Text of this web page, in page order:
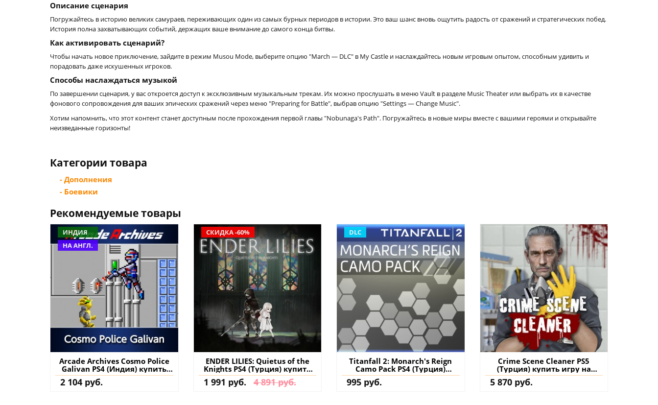
Описание сценария
Погружайтесь в историю великих самураев, переживающих один из самых бурных периодов в истории. Это ваш шанс вновь ощутить радость от сражений и стратегических побед.
История полна захватывающих событий, держащих ваше внимание до самого конца битвы.
Как активировать сценарий?
Чтобы начать новое приключение, зайдите в режим Musou Mode, выберите опцию "March — DLC" в My Castle и наслаждайтесь новым игровым опытом, способным удивить и
порадовать даже искушенных игроков.
Способы наслаждаться музыкой
По завершении сценария, у вас откроется доступ к эксклюзивным музыкальным трекам. Их можно прослушать в меню Vault в разделе Music Theater или выбрать их в качестве
фонового сопровождения для ваших эпических сражений через меню "Preparing for Battle", выбрав опцию "Settings — Change Music".
Хотим напомнить, что этот контент станет доступным после прохождения первой главы "Nobunaga's Path". Погружайтесь в новые миры вместе с вашими героями и открывайте
неизведанные горизонты!
Категории товара
- Дополнения
- Боевики
Рекомендуемые товары
ИНДИЯ
НА АНГЛ.
Arcade Archives Cosmo Police
Galivan PS4 (Индия) купить
игру на аккаунт
2 104 руб.
СКИДКА -60%
ENDER LILIES: Quietus of the
Knights PS4 (Турция) купить
игру на аккаунт
1 991 руб. 4 891 руб.
DLC
Titanfall 2: Monarch's Reign
Camo Pack PS4 (Турция)
купить дополнение на
995 руб.
Crime Scene Cleaner PS5
(Турция) купить игру на
аккаунт
5 870 руб.